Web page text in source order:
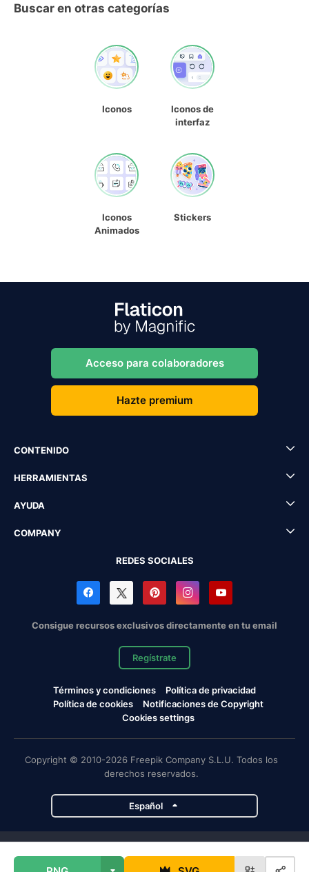
Buscar en otras categorías
Iconos
Iconos de
interfaz
Iconos
Animados
Stickers
Acceso para colaboradores
Hazte premium
CONTENIDO
HERRAMIENTAS
AYUDA
COMPANY
REDES SOCIALES
Consigue recursos exclusivos directamente en tu email
Regístrate
Términos y condiciones
Política de privacidad
Política de cookies
Notificaciones de Copyright
Cookies settings
Copyright © 2010-2026 Freepik Company S.L.U. Todos los
derechos reservados.
Español